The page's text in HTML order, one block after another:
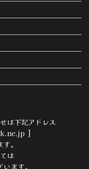
は下記アドレス
]
。
は
ます。